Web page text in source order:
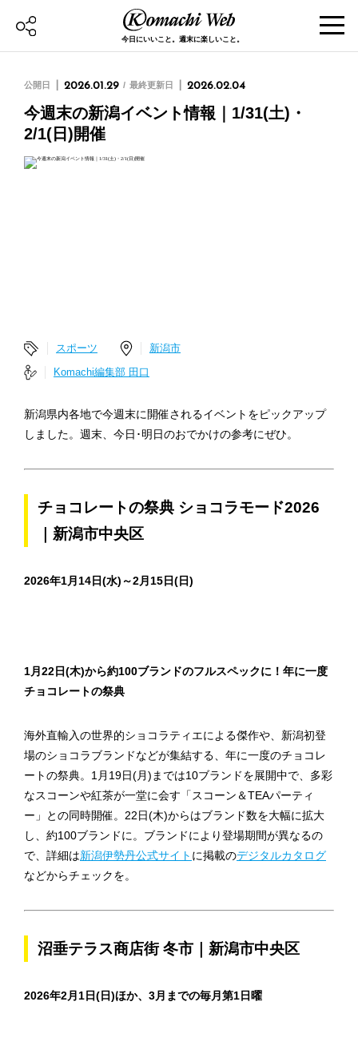
今日にいいこと。週末に楽しいこと。
公開日 2026.01.29 最終更新日 2026.02.04
今週末の新潟イベント情報｜1/31(土)・
2/1(日)開催
スポーツ
新潟市
Komachi編集部 田口
新潟県内各地で今週末に開催されるイベントをピックアップ
しました。週末、今日･明日のおでかけの参考にぜひ。
チョコレートの祭典 ショコラモード2026
｜新潟市中央区
2026年1月14日(水)～2月15日(日)
1月22日(木)から約100ブランドのフルスペックに！年に一度
チョコレートの祭典
海外直輸入の世界的ショコラティエによる傑作や、新潟初登
場のショコラブランドなどが集結する、年に一度のチョコレ
ートの祭典。1月19日(月)までは10ブランドを展開中で、多彩
なスコーンや紅茶が一堂に会す「スコーン＆TEAパーティ
ー」との同時開催。22日(木)からはブランド数を大幅に拡大
し、約100ブランドに。ブランドにより登場期間が異なるの
で、詳細は新潟伊勢丹公式サイト に掲載のデジタルカタログ
などからチェックを。
沼垂テラス商店街 冬市｜新潟市中央区
2026年2月1日(日)ほか、3月までの毎月第1日曜